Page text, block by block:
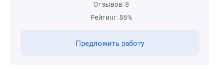
Отзывов: 8
Рейтинг: 86%
Предложить работу